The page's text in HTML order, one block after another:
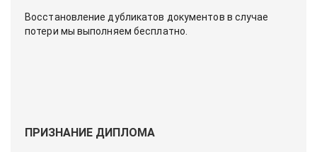
Восстановление дубликатов документов в случае
потери мы выполняем бесплатно.
ПРИЗНАНИЕ ДИПЛОМА